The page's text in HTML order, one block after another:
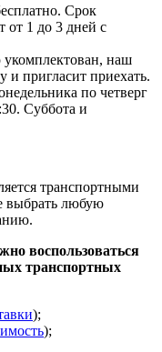
Срок
от 1 до 3 дней с
укомплектован, наш
и пригласит приехать.
по четверг
Суббота и
транспортными
выбрать любую
воспользоваться
транспортных
);
);